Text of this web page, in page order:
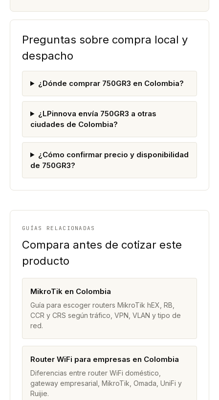
Preguntas sobre compra local y
despacho
¿Dónde comprar 750GR3 en Colombia?
¿LPinnova envía 750GR3 a otras
ciudades de Colombia?
¿Cómo confirmar precio y disponibilidad
de 750GR3?
GUÍAS RELACIONADAS
Compara antes de cotizar este
producto
MikroTik en Colombia
Guía para escoger routers MikroTik hEX, RB,
CCR y CRS según tráfico, VPN, VLAN y tipo de
red.
Router WiFi para empresas en Colombia
Diferencias entre router WiFi doméstico,
gateway empresarial, MikroTik, Omada, UniFi y
Ruijie.